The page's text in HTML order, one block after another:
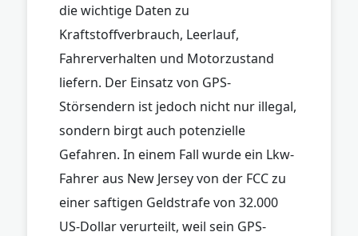
die wichtige Daten zu
Kraftstoffverbrauch, Leerlauf,
Fahrerverhalten und Motorzustand
liefern. Der Einsatz von GPS-
Störsendern ist jedoch nicht nur illegal,
sondern birgt auch potenzielle
Gefahren. In einem Fall wurde ein Lkw-
Fahrer aus New Jersey von der FCC zu
einer saftigen Geldstrafe von 32.000
US-Dollar verurteilt, weil sein GPS-